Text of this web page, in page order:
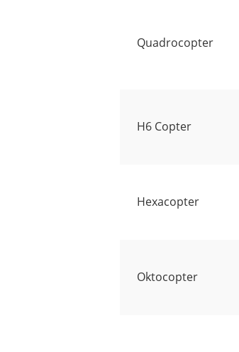
Quadrocopter
H6 Copter
Hexacopter
Oktocopter